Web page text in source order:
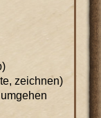
zeichnen)